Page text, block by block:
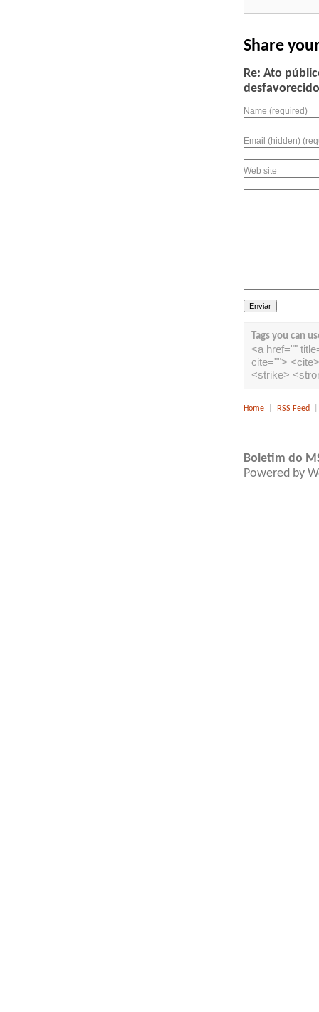
Share
Re: Ato
Name (required)
Email (hidden)
Web site
Tags you can
<a href=""
cite="">
<strike>
Home RSS Feed
Boletim do
Powered by